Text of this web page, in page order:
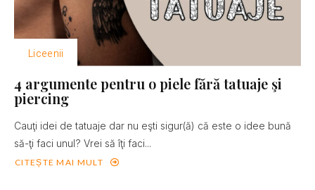
Liceenii
4 argumente pentru o piele fără tatuaje şi
piercing
Cauţi idei de tatuaje dar nu eşti sigur(ă) că este o idee bună
să-ţi faci unul? Vrei să îţi faci...
CITEȘTE MAI MULT